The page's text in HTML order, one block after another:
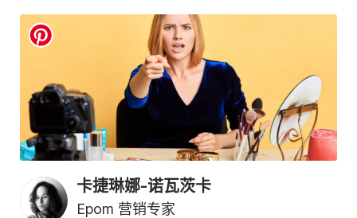
卡捷琳娜-诺瓦茨卡
Epom 营销专家